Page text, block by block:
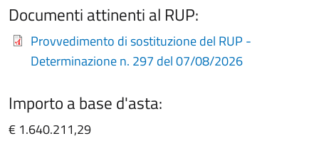
Documenti attinenti al RUP:
Provvedimento di sostituzione del RUP -
Determinazione n. 297 del 07/08/2026
Importo a base d'asta:
€ 1.640.211,29